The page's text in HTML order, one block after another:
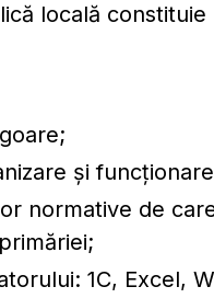
locală constituie
și
normative de
1C, Excel,